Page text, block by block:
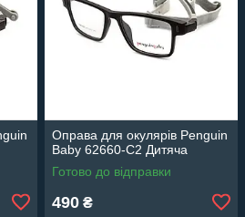
Оправа для окулярів Penguin
Baby 62660-C2 Дитяча
Готово до відправки
490 ₴